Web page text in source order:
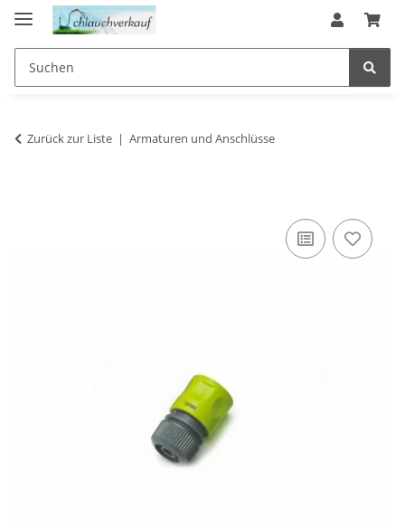
Zurück zur Liste Armaturen und Anschlüsse